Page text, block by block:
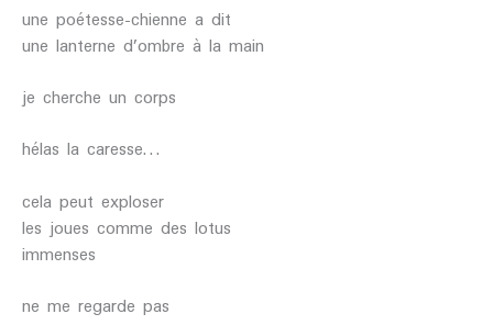
une poétesse-chienne a dit
une lanterne d’ombre à la main
je cherche un corps
hélas la caresse…
cela peut exploser
les joues comme des lotus
immenses
ne me regarde pas